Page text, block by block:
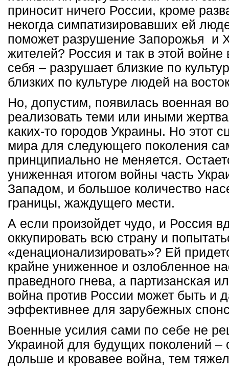
приносит ничего России, кроме
некогда симпатизировавших ей
поможет разрушение Запорожья и
жителей? Россия и так в этой войне
себя – разрушает близкие по
близких по культуре людей на
Но, допустим, появилась военная
реализовать теми или иными
каких-то городов Украины. Но этот
мира для следующего поколения
принципиально не меняется.
униженная итогом войны часть
Западом, и большое количество
границы, жаждущего мести.
А если произойдет чудо, и Россия
оккупировать всю страну и
«денационализировать»? Ей
крайне униженное и озлобленное
праведного гнева, а партизанская
война против России может быть и
эффективнее для зарубежных
Военные усилия сами по себе не
Украиной для будущих поколений –
дольше и кровавее война, тем